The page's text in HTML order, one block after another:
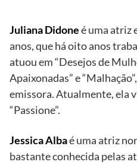
Juliana Didoneé uma atriz
anos, que há oito anos
atuou em “Desejos de
Apaixonadas” e
emissora. Atualmente, ela
“Passione”.
Jessica Albaé uma atriz
bastante conhecida pelas